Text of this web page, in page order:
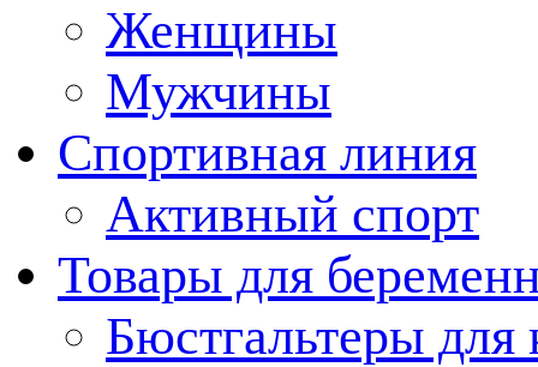
Женщины
Мужчины
Спортивная линия
Активный спорт
Товары для
Бюстгальтеры